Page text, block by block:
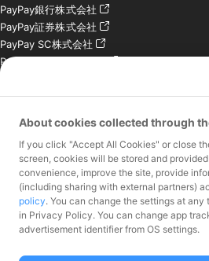
PayPay銀行株式会社
PayPay証券株式会社
PayPay SC株式会社
PayPay India Pvt. Ltd.
会社
お問い合わせ
加盟店様専用お問い合わ
報道関係者様専用お問い
合わせ
株主・投資家様専用お問
About cookies collected through
If you click "Accept All Cookies" or close
screen, cookies will be stored and
convenience, improve the site, provide
(including sharing with external partners)
policy. You can change the settings at
in Privacy Policy. You can change app
advertisement identifier from OS settings.